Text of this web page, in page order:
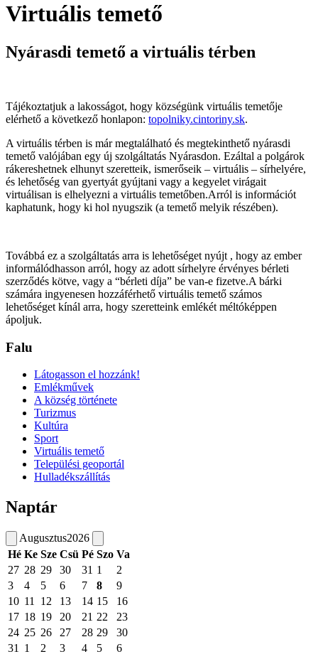
Virtuális temető
Nyárasdi temető a virtuális térben
Tájékoztatjuk a lakosságot, hogy községünk virtuális temetője
elérhető a következő honlapon: topolniky.cintoriny.sk.
A virtuális térben is már megtalálható és megtekinthető nyárasdi
temető valójában egy új szolgáltatás Nyárasdon. Ezáltal a polgárok
rákereshetnek elhunyt szeretteik, ismerőseik – virtuális – sírhelyére,
és lehetőség van gyertyát gyújtani vagy a kegyelet virágait
virtuálisan is elhelyezni a virtuális temetőben.Arról is információt
kaphatunk, hogy ki hol nyugszik (a temető melyik részében).
Továbbá ez a szolgáltatás arra is lehetőséget nyújt , hogy az ember
informálódhasson arról, hogy az adott sírhelyre érvényes bérleti
szerződés kötve, vagy a “bérleti díja” be van-e fizetve.A bárki
számára ingyenesen hozzáférhető virtuális temető számos
lehetőséget kínál arra, hogy szeretteink emlékét méltóképpen
ápoljuk.
Falu
Látogasson el hozzánk!
Emlékművek
A község története
Turizmus
Kultúra
Sport
Virtuális temető
Települési geoportál
Hulladékszállítás
Naptár
Augusztus2026
Hé Ke Sze Csü Pé Szo Va
27 28 29 30 31 1
2
3
4 5 6 7 8
9
10 11 12 13 14 15
16
17 18 19 20 21 22
23
24 25 26 27 28 29
30
31
1 2 3 4 5 6